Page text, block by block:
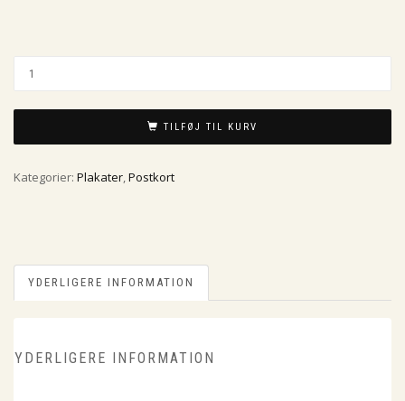
TILFØJ TIL KURV
Kategorier: Plakater,Postkort
YDERLIGERE INFORMATION
YDERLIGERE INFORMATION